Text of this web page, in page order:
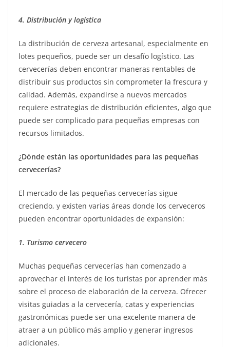
4. Distribución y logística
La distribución de cerveza artesanal, especialmente en
lotes pequeños, puede ser un desafío logístico. Las
cervecerías deben encontrar maneras rentables de
distribuir sus productos sin comprometer la frescura y
calidad. Además, expandirse a nuevos mercados
requiere estrategias de distribución eficientes, algo que
puede ser complicado para pequeñas empresas con
recursos limitados.
¿Dónde están las oportunidades para las pequeñas
cervecerías?
El mercado de las pequeñas cervecerías sigue
creciendo, y existen varias áreas donde los cerveceros
pueden encontrar oportunidades de expansión:
1. Turismo cervecero
Muchas pequeñas cervecerías han comenzado a
aprovechar el interés de los turistas por aprender más
sobre el proceso de elaboración de la cerveza. Ofrecer
visitas guiadas a la cervecería, catas y experiencias
gastronómicas puede ser una excelente manera de
atraer a un público más amplio y generar ingresos
adicionales.